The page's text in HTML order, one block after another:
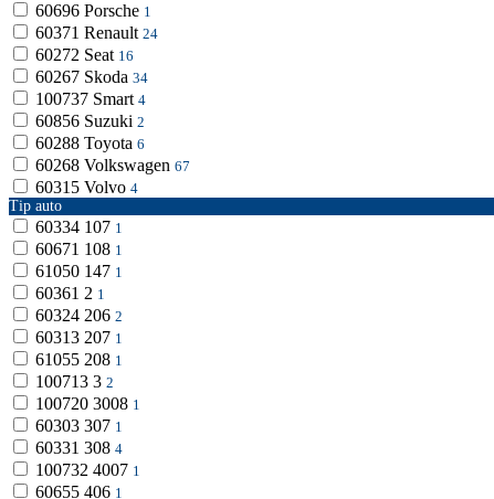
60696 Porsche 1
60371 Renault 24
60272 Seat 16
60267 Skoda 34
100737 Smart 4
60856 Suzuki 2
60288 Toyota 6
60268 Volkswagen 67
60315 Volvo 4
Tip auto
60334 107 1
60671 108 1
61050 147 1
60361 2 1
60324 206 2
60313 207 1
61055 208 1
100713 3 2
100720 3008 1
60303 307 1
60331 308 4
100732 4007 1
60655 406 1